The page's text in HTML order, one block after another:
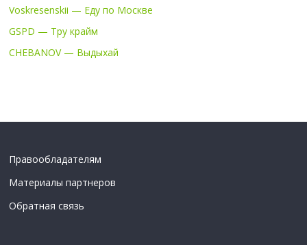
Voskresenskii — Еду по Москве
GSPD — Тру крайм
CHEBANOV — Выдыхай
Правообладателям
Материалы партнеров
Обратная связь